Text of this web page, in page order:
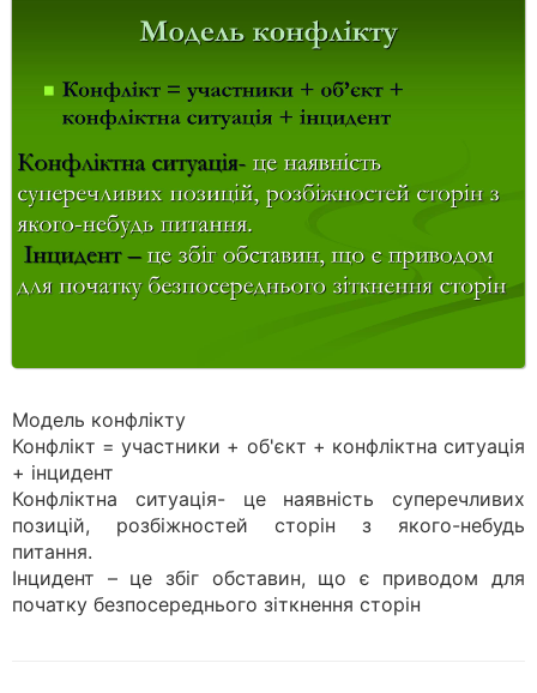
Модель конфлікту
Конфлікт = участники + об'єкт + конфліктна ситуація
+ інцидент
Конфліктна ситуація- це наявність суперечливих
позицій, розбіжностей сторін з якого-небудь
питання.
Інцидент – це збіг обставин, що є приводом для
початку безпосереднього зіткнення сторін